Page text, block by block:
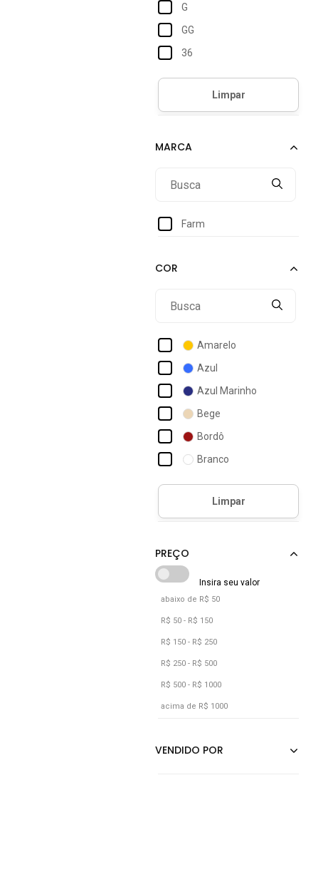
G
GG
36
Único
Farm
Amarelo
Azul
Azul Marinho
Bege
Bordô
Branco
Cinza
Coral
Off-white
Preto
Rosa
Roxo
Verde
Vermelho
abaixo de R$ 50
R$ 50 - R$ 150
R$ 150 - R$ 250
R$ 250 - R$ 500
R$ 500 - R$ 1000
acima de R$ 1000